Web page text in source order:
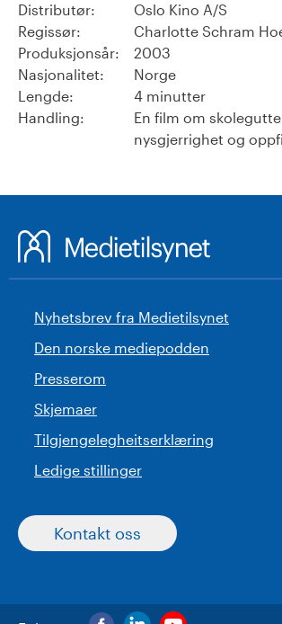
Distributør:
Oslo Kino A/S
Regissør:
Charlotte Schram
Produksjonsår:
2003
Nasjonalitet:
Norge
Lengde:
4 minutter
Handling:
En film om
nysgjerrighet og
Nyhetsbrev fra Medietilsynet
Den norske mediepodden
Presserom
Skjemaer
Tilgjengelegheitserklæring
Ledige stillinger
Kontakt oss